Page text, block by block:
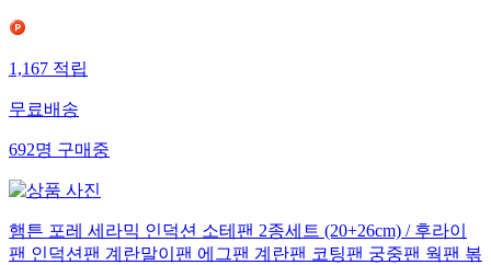
1,167 적립
무료배송
692명 구매중
햄튼 포레 세라믹 인덕션 소테팬 2종세트 (20+26cm) / 후라이
팬 인덕션팬 계란말이팬 에그팬 계란팬 코팅팬 궁중팬 웍팬 볶